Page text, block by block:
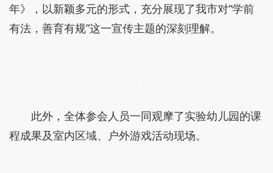
年》，以新颖多元的形式，充分展现了我市对“学前
有法，善育有规”这一宣传主题的深刻理解。